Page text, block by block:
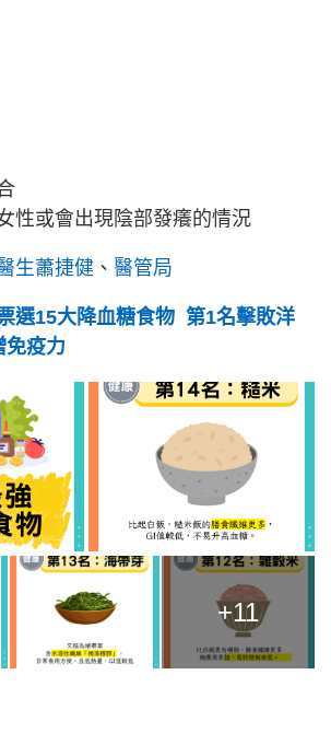
性或會出現陰部發癢的情況
生蕭捷健 、 醫管局
選15大降血糖食物 第1名擊敗洋
免疫力
+11